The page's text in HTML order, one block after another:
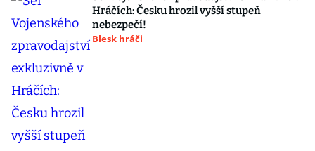
Hráčích: Česku hrozil vyšší stupeň
nebezpečí!
Blesk hráči